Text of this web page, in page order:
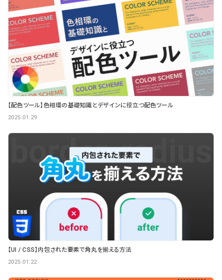
【配色ツール】色相環の基礎知識とデザインに役立つ配色ツール
2025.01.29
【UI / CSS】内包された要素で角丸を揃える方法
2025.01.22